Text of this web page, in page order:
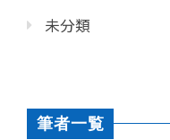
未分類
筆者一覧